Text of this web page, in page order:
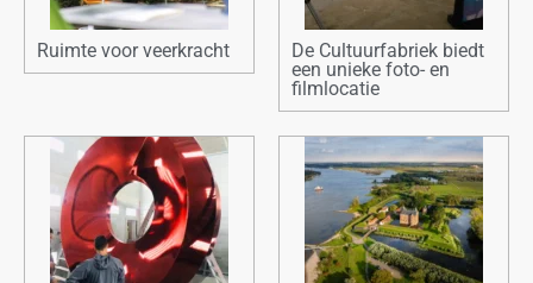
Ruimte voor veerkracht
De Cultuurfabriek biedt
een unieke foto- en
filmlocatie